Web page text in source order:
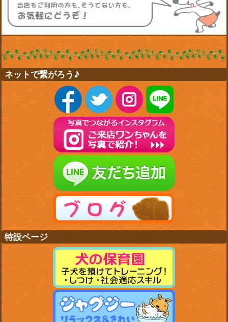
ネットで繋がろう♪
特設ページ